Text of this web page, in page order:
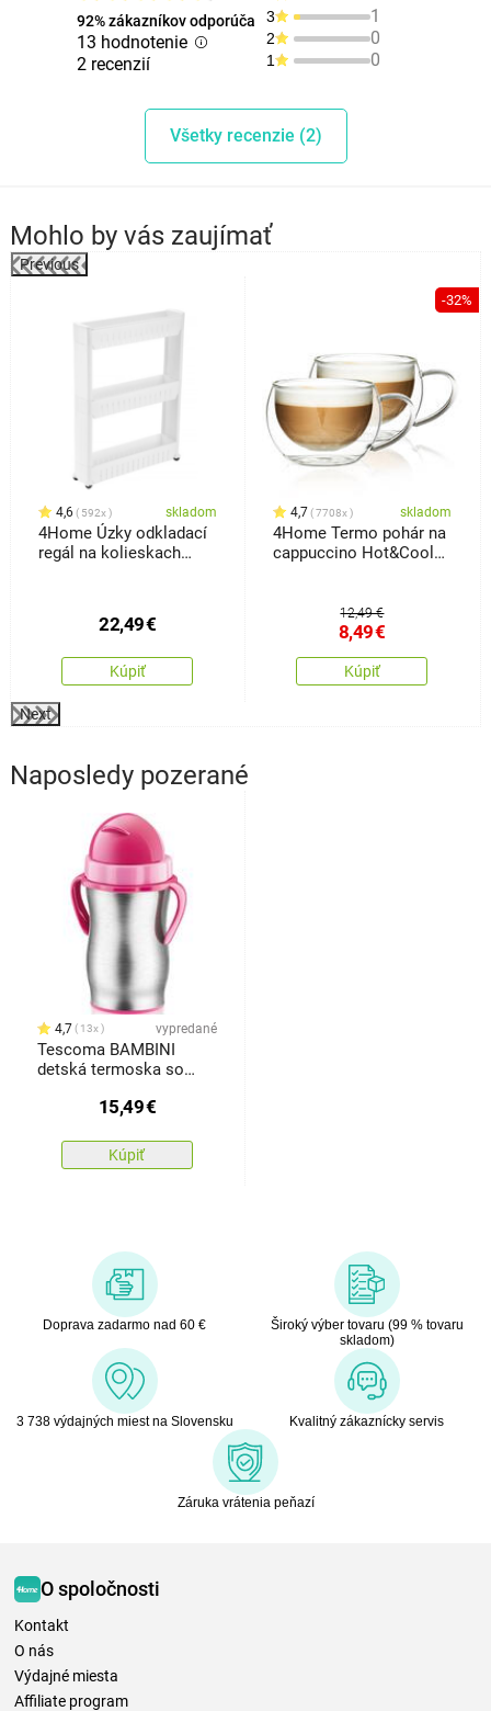
92% zákazníkov odporúča
13 hodnotenie
2 recenzií
3 1
2 0
1 0
Všetky recenzie (2)
Mohlo by vás zaujímať
Previous
4,6 592x skladom
4Home Úzky odkladací
regál na kolieskach
22,49€
Kúpiť
-32%
4,7 7708x skladom
4Home Termo pohár na
cappuccino Hot&Cool
12,49 €
8,49€
Kúpiť
Next
Naposledy pozerané
4,7 13x vypredané
Tescoma BAMBINI
detská termoska so
15,49€
Kúpiť
Doprava zadarmo nad 60 €
Široký výber tovaru (99 % tovaru
skladom)
3 738 výdajných miest na Slovensku Kvalitný zákaznícky servis
Záruka vrátenia peňazí
O spoločnosti
Kontakt
O nás
Výdajné miesta
Affiliate program